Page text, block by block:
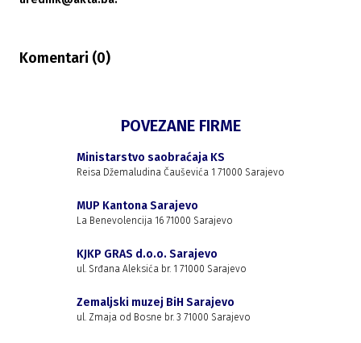
Komentari (0)
POVEZANE FIRME
Ministarstvo saobraćaja KS
Reisa Džemaludina Čauševića 1 71000 Sarajevo
MUP Kantona Sarajevo
La Benevolencija 16 71000 Sarajevo
KJKP GRAS d.o.o. Sarajevo
ul. Srđana Aleksića br. 1 71000 Sarajevo
Zemaljski muzej BiH Sarajevo
ul. Zmaja od Bosne br. 3 71000 Sarajevo